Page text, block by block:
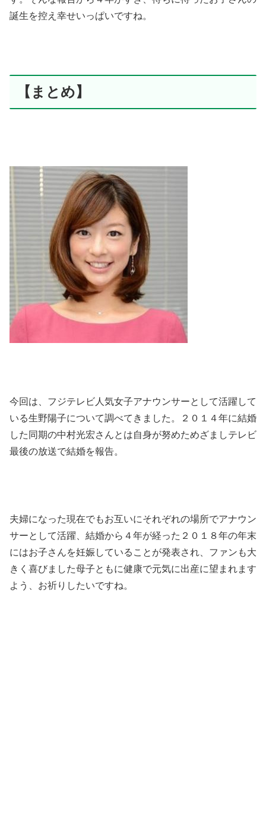
誕生を控え幸せいっぱいですね。
【まとめ】
今回は、フジテレビ人気女子アナウンサーとして活躍して
いる生野陽子について調べてきました。２０１４年に結婚
した同期の中村光宏さんとは自身が努めためざましテレビ
最後の放送で結婚を報告。
夫婦になった現在でもお互いにそれぞれの場所でアナウン
サーとして活躍、結婚から４年が経った２０１８年の年末
にはお子さんを妊娠していることが発表され、ファンも大
きく喜びました母子ともに健康で元気に出産に望まれます
よう、お祈りしたいですね。